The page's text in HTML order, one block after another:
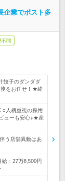
企業でポスト多
不問
餃子のダンダダ
務をお任せ！★終
○人柄重視の採用
ューも安心♪★産
う店舗異動はあ
給：27万8,500円